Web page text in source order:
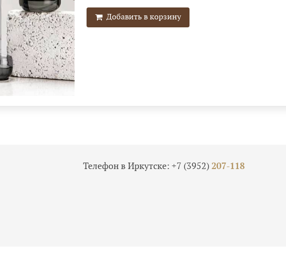
Добавить в корзину
Телефон в Иркутске: +7 (3952) 207-118